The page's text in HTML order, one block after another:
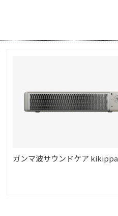
ガンマ波サウンドケア kikippa